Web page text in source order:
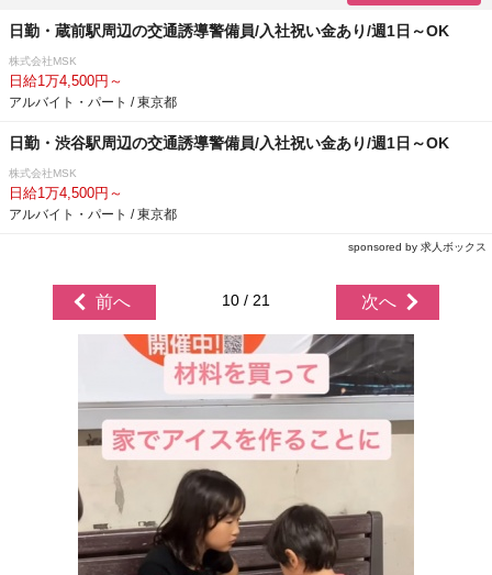
日勤・蔵前駅周辺の交通誘導警備員/入社祝い金あり/週1日～OK
株式会社MSK
日給1万4,500円～
アルバイト・パート / 東京都
日勤・渋谷駅周辺の交通誘導警備員/入社祝い金あり/週1日～OK
株式会社MSK
日給1万4,500円～
アルバイト・パート / 東京都
sponsored by 求人ボックス
前へ 10 / 21 次へ